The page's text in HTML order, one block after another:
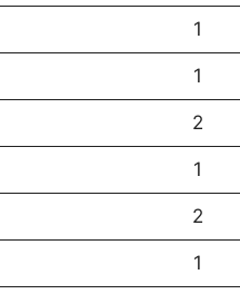
1
1
2
1
2
1